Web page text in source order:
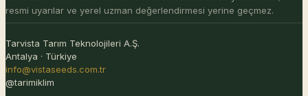
resmi uyarılar ve yerel uzman değerlendirmesi yerine geçmez.
Tarvista Tarım Teknolojileri A.Ş.
Antalya · Türkiye
info@vistaseeds.com.tr
@tarimiklim